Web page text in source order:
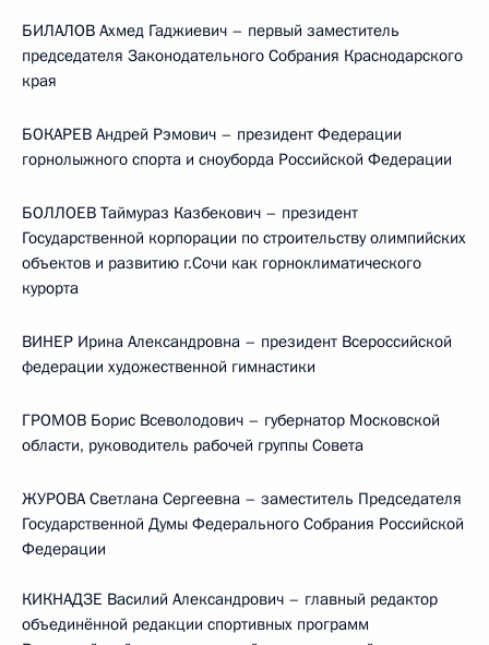
БИЛАЛОВ Ахмед Гаджиевич – первый заместитель
председателя Законодательного Собрания Краснодарского
края
БОКАРЕВ Андрей Рэмович – президент Федерации
горнолыжного спорта и сноуборда Российской Федерации
БОЛЛОЕВ Таймураз Казбекович – президент
Государственной корпорации по строительству олимпийских
объектов и развитию г.Сочи как горноклиматического
курорта
ВИНЕР Ирина Александровна – президент Всероссийской
федерации художественной гимнастики
ГРОМОВ Борис Всеволодович – губернатор Московской
области, руководитель рабочей группы Совета
ЖУРОВА Светлана Сергеевна – заместитель Председателя
Государственной Думы Федерального Собрания Российской
Федерации
КИКНАДЗЕ Василий Александрович – главный редактор
объединённой редакции спортивных программ